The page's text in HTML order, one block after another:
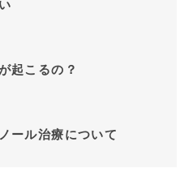
起こるの？
ール治療について